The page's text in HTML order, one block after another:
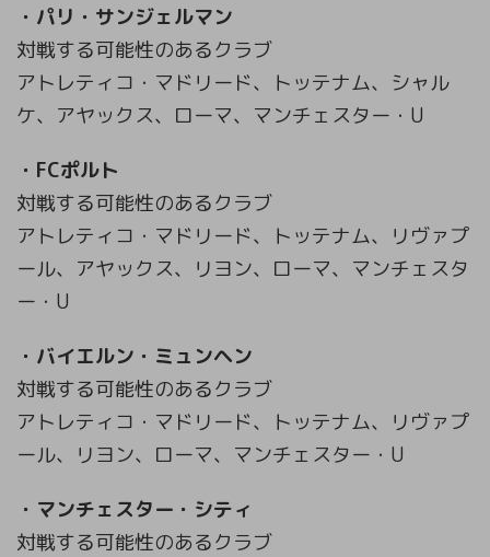
・パリ・サンジェルマン
対戦する可能性のあるクラブ
アトレティコ・マドリード、トッテナム、シャル
ケ、アヤックス、ローマ、マンチェスター・U
・FCポルト
対戦する可能性のあるクラブ
アトレティコ・マドリード、トッテナム、リヴァプ
ール、アヤックス、リヨン、ローマ、マンチェスタ
ー・U
・バイエルン・ミュンヘン
対戦する可能性のあるクラブ
アトレティコ・マドリード、トッテナム、リヴァプ
ール、リヨン、ローマ、マンチェスター・U
・マンチェスター・シティ
対戦する可能性のあるクラブ